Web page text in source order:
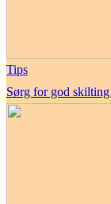
Tips
Sørg for god